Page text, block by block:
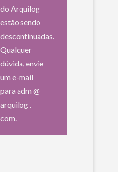
do Arquilog
estão sendo
descontinuadas.
Qualquer
dúvida, envie
um e-mail
para adm @
arquilog .
com.